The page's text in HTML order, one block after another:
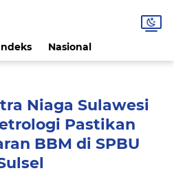
Nasional
Niaga Sulawesi
Pastikan
BBM di SPBU